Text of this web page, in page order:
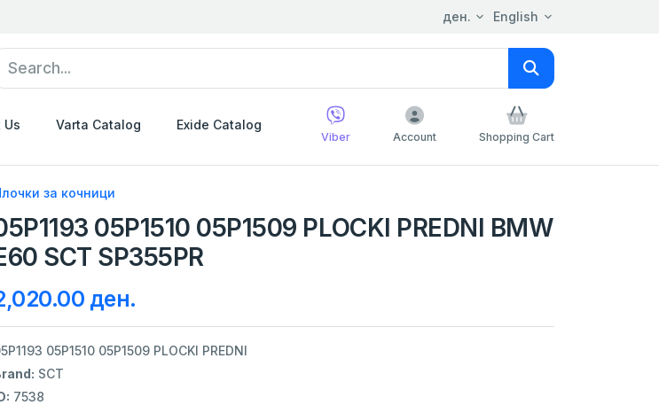
ден. English
Us Varta Catalog Exide Catalog
Viber Account Shopping Cart
за кочници
05P1510 05P1509 PLOCKI PREDNI BMW
SCT SP355PR
ден.
05P1510 05P1509 PLOCKI PREDNI
SCT
7538